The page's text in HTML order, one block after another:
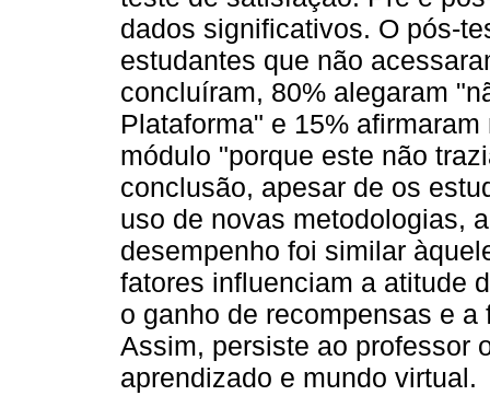
dados significativos. O pós-
estudantes que não
concluíram, 80% alegaram
Plataforma" e 15%
módulo "porque este não
conclusão, apesar de os
uso de novas metodologias,
desempenho foi similar
fatores influenciam a atitude
o ganho de recompensas e
Assim, persiste ao professor
aprendizado e mundo virtual.